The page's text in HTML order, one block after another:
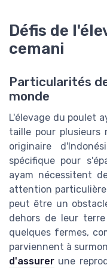
Défis de
cemani
Particularités
monde
L'élevage du poulet
taille pour plusieurs
originaire
spécifique pour
ayam nécessitent
attention
peut être un
dehors de leur
quelques fermes,
parviennent à
d'assurer une